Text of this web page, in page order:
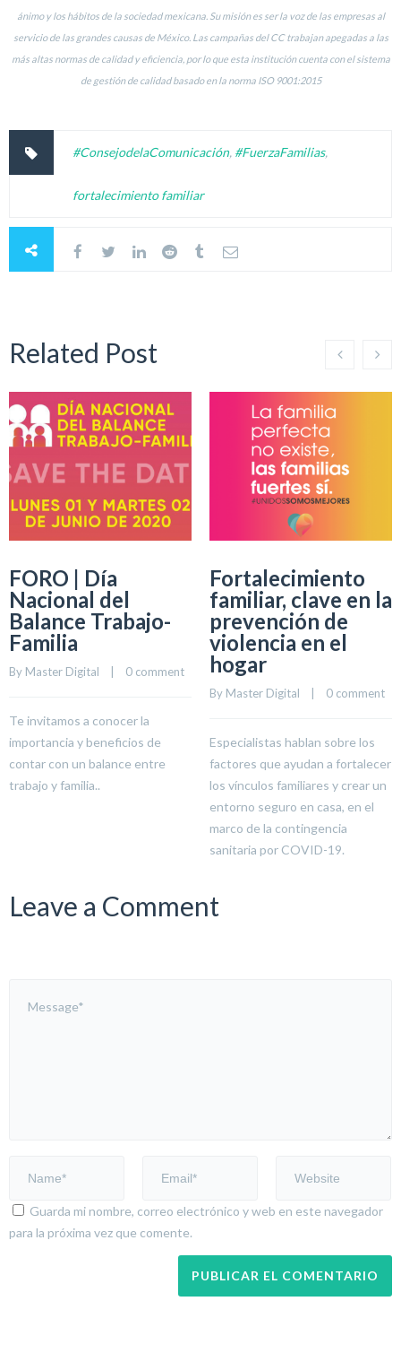
ánimo y los hábitos de la sociedad mexicana. Su misión es ser la voz de las empresas al
servicio de las grandes causas de México. Las campañas del CC trabajan apegadas a las
más altas normas de calidad y eficiencia, por lo que esta institución cuenta con el sistema
de gestión de calidad basado en la norma ISO 9001:2015
#ConsejodelaComunicación, #FuerzaFamilias,
fortalecimiento familiar
Related Post
FORO | Día
Nacional del
Balance Trabajo-
Familia
By Master Digital 0 comment
Te invitamos a conocer la
importancia y beneficios de
contar con un balance entre
trabajo y familia..
Fortalecimiento
familiar, clave en la
prevención de
violencia en el
hogar
By Master Digital 0 comment
Especialistas hablan sobre los
factores que ayudan a fortalecer
los vínculos familiares y crear un
entorno seguro en casa, en el
marco de la contingencia
sanitaria por COVID-19.
Leave a Comment
Guarda mi nombre, correo electrónico y web en este navegador
para la próxima vez que comente.